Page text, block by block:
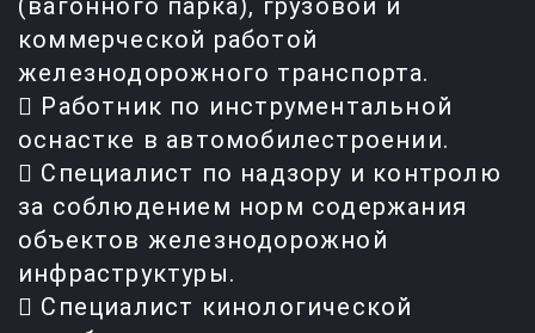
(вагонного парка), грузовой и
коммерческой работой
железнодорожного транспорта.
 Работник по инструментальной
оснастке в автомобилестроении.
 Специалист по надзору и контролю
за соблюдением норм содержания
объектов железнодорожной
инфраструктуры.
 Специалист кинологической